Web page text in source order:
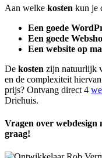
Aan welke kosten kun je
Een goede
Een goede
Een website op
De kosten zijn natuurlijk
en de complexiteit
prijs? Ontvang direct 4
Driehuis.
Vragen over
graag!